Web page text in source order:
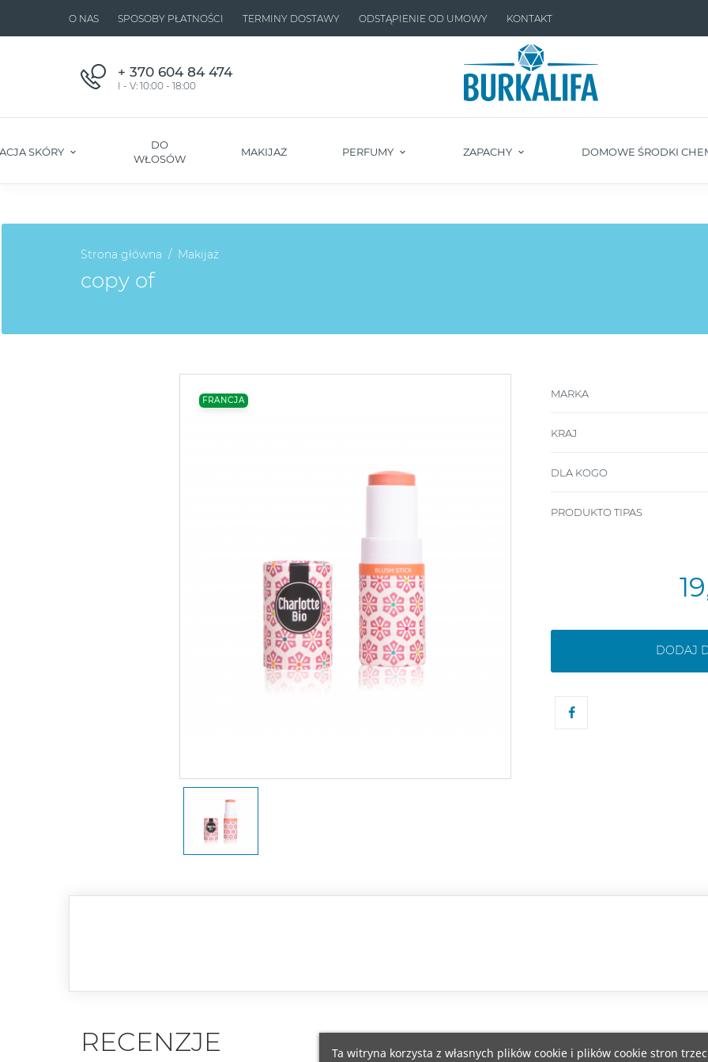
O NAS SPOSOBY PŁATNOŚCI TERMINY DOSTAWY ODSTĄPIENIE OD UMOWY KONTAKT
+ 370 604 84 474
I - V: 10:00 - 18:00
SKÓRY
DO
WŁOSÓW
MAKIJAŻ PERFUMY ZAPACHY DOMOWE ŚRODKI
Strona główna Makijaż
copy of
FRANCJA
MARKA
KRAJ
DLA KOGO
PRODUKTO TIPAS
DODAJ
RECENZJE
Ta witryna korzysta z własnych plików cookie i plików cookie stron